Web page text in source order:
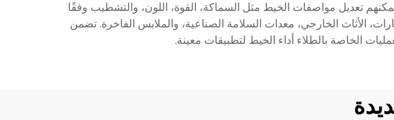
تعديل مواصفات الخيط مثل السماكة، القوة، اللون، والتشطيب وفقًا
الأثاث الخارجي، معدات السلامة الصناعية، والملابس الفاخرة. تضمن
الخاصة بالطلاء أداء الخيط لتطبيقات معينة.